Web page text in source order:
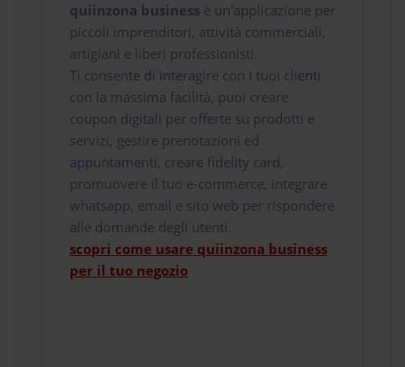
quiinzona business è un'applicazione per
piccoli imprenditori, attività commerciali,
artigiani e liberi professionisti.
Ti consente di interagire con i tuoi clienti
con la massima facilità, puoi creare
coupon digitali per offerte su prodotti e
servizi, gestire prenotazioni ed
appuntamenti, creare fidelity card,
promuovere il tuo e-commerce, integrare
whatsapp, email e sito web per rispondere
alle domande degli utenti.
scopri come usare quiinzona business
per il tuo negozio